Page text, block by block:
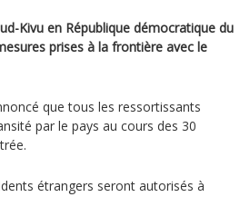
Kivu en République démocratique du
prises à la frontière avec le
que tous les ressortissants
par le pays au cours des 30
étrangers seront autorisés à